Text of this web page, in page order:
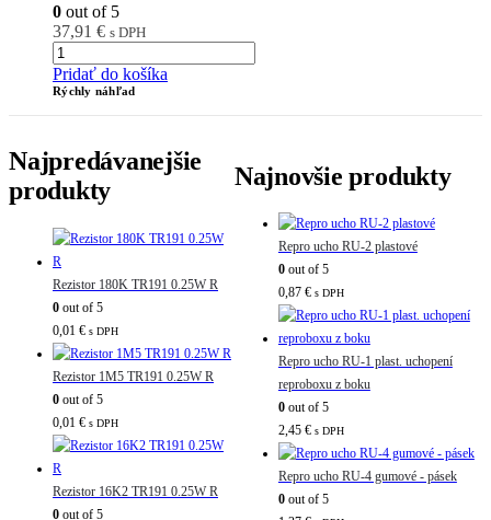
0 out of 5
37,91 € s DPH
Pridať do košíka
Rýchly náhľad
Najpredávanejšie
produkty
Rezistor 180K TR191 0.25W R
0 out of 5
0,01 € s DPH
Rezistor 1M5 TR191 0.25W R
0 out of 5
0,01 € s DPH
Rezistor 16K2 TR191 0.25W R
0 out of 5
Najnovšie produkty
Repro ucho RU-2 plastové
0out of 5
0,87 € s DPH
Repro ucho RU-1 plast. uchopení
reproboxu z boku
0out of 5
2,45 € s DPH
Repro ucho RU-4 gumové - pásek
0out of 5